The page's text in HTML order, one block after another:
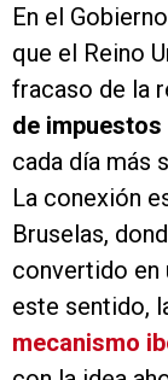
En el
que el Reino
fracaso de la
de
cada día más
La conexión
Bruselas,
convertido en
este sentido,
mecanismo